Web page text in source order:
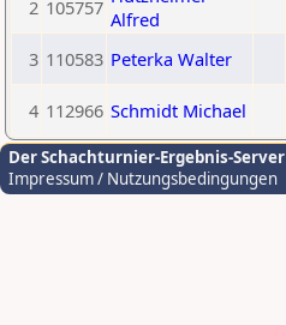
2 105757 Alfred
3 110583 Peterka Walter
4 112966 Schmidt Michael
Der Schachturnier-Ergebnis-Server
Impressum / Nutzungsbedingungen